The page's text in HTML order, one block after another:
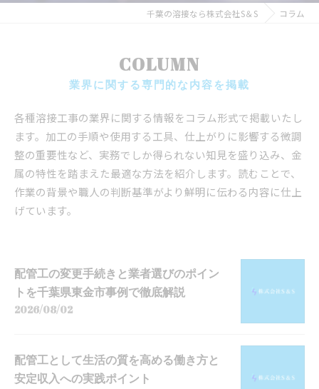
千葉の溶接なら株式会社S＆S コラム
COLUMN
業界に関する専門的な内容を掲載
各種溶接工事の業界に関する情報をコラム形式で掲載いたし
ます。加工の手順や使用する工具、仕上がりに影響する微調
整の重要性など、実務でしか得られない知見を盛り込み、金
属の特性を踏まえた最適な方法を紹介します。読むことで、
作業の背景や職人の判断基準がより鮮明に伝わる内容に仕上
げています。
配管工の変更手続きと業者選びのポイン
トを千葉県東金市事例で徹底解説
2026/08/02
配管工として生活の質を高める働き方と
安定収入への実践ポイント